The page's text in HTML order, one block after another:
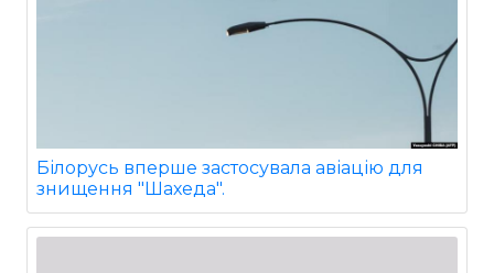
Білорусь вперше застосувала авіацію для
знищення "Шахеда".